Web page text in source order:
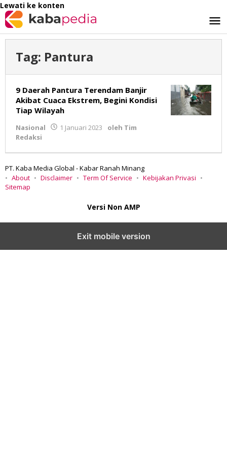
Lewati ke konten
Tag: Pantura
9 Daerah Pantura Terendam Banjir
Akibat Cuaca Ekstrem, Begini Kondisi
Tiap Wilayah
Nasional 1 Januari 2023 oleh Tim
Redaksi
PT. Kaba Media Global - Kabar Ranah Minang
About
Disclaimer Term Of Service
Kebijakan Privasi
Sitemap
Versi Non AMP
Exit mobile version